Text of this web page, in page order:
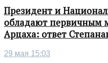
Президент и
обладают первичным
Арцаха: ответ
29 мая 15:03